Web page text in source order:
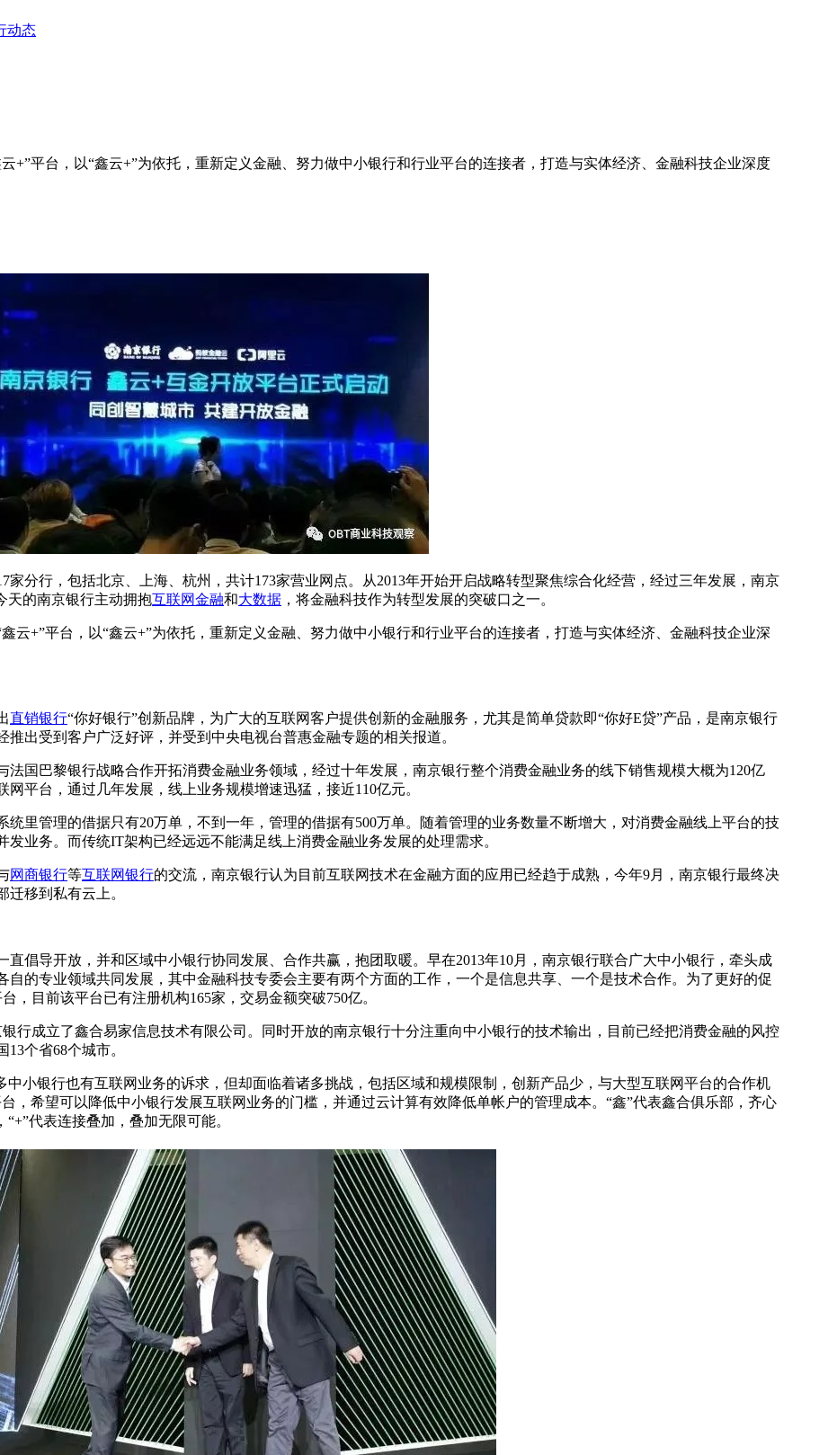
动态
+”平台，以“鑫云+”为依托，重新定义金融、努力做中小银行和行业平台的连接者，打造与实体经济、金融科技企业深度
行，包括北京、上海、杭州，共计173家营业网点。从2013年开始开启战略转型聚焦综合化经营，经过三年发展，南京
天的南京银行主动拥抱互联网金融和大数据 ，将金融科技作为转型发展的突破口之一。
+”平台，以“鑫云+”为依托，重新定义金融、努力做中小银行和行业平台的连接者，打造与实体经济、金融科技企业深
直销银行“你好银行”创新品牌，为广大的互联网客户提供创新的金融服务，尤其是简单贷款即“你好E贷”产品，是南京银行
出受到客户广泛好评，并受到中央电视台普惠金融专题的相关报道。
国巴黎银行战略合作开拓消费金融业务领域，经过十年发展，南京银行整个消费金融业务的线下销售规模大概为120亿
平台，通过几年发展，线上业务规模增速迅猛，接近110亿元。
管理的借据只有20万单，不到一年，管理的借据有500万单。随着管理的业务数量不断增大，对消费金融线上平台的技
业务。而传统IT架构已经远远不能满足线上消费金融业务发展的处理需求。
网商银行等互联网银行的交流，南京银行认为目前互联网技术在金融方面的应用已经趋于成熟，今年9月，南京银行最终决
移到私有云上。
导开放，并和区域中小银行协同发展、合作共赢，抱团取暖。早在2013年10月，南京银行联合广大中小银行，牵头成
的专业领域共同发展，其中金融科技专委会主要有两个方面的工作，一个是信息共享、一个是技术合作。为了更好的促
，目前该平台已有注册机构165家，交易金额突破750亿。
成立了鑫合易家信息技术有限公司。同时开放的南京银行十分注重向中小银行的技术输出，目前已经把消费金融的风控
个省68个城市。
银行也有互联网业务的诉求，但却面临着诸多挑战，包括区域和规模限制，创新产品少，与大型互联网平台的合作机
，希望可以降低中小银行发展互联网业务的门槛，并通过云计算有效降低单帐户的管理成本。“鑫”代表鑫合俱乐部，齐心
代表连接叠加，叠加无限可能。